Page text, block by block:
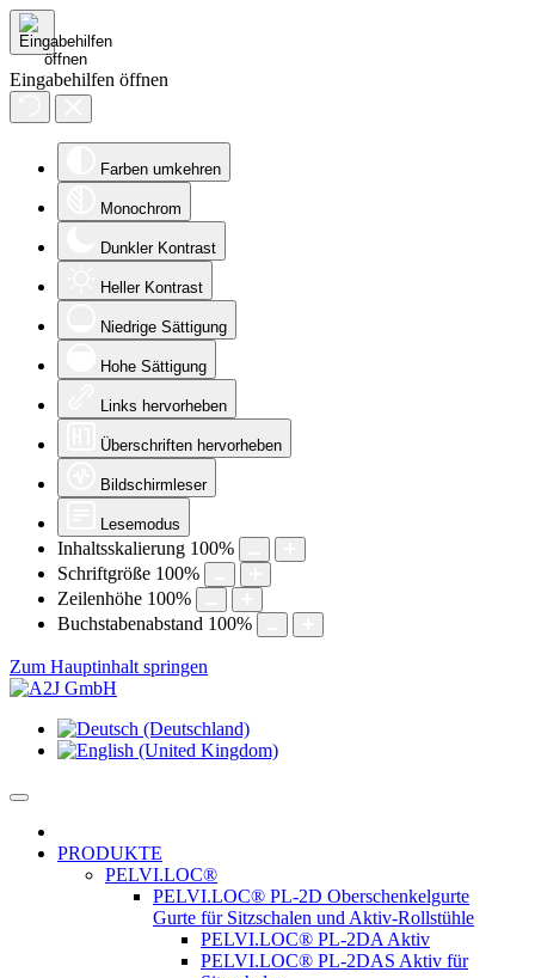
Eingabehilfen öffnen
Farben umkehren
Monochrom
Dunkler Kontrast
Heller Kontrast
Niedrige Sättigung
Hohe Sättigung
Links hervorheben
Überschriften hervorheben
Bildschirmleser
Lesemodus
Inhaltsskalierung 100%
Schriftgröße 100%
Zeilenhöhe 100%
Buchstabenabstand 100%
Zum Hauptinhalt springen
PRODUKTE
PELVI.LOC®
PELVI.LOC® PL-2D Oberschenkelgurte
Gurte für Sitzschalen und Aktiv-Rollstühle
PELVI.LOC® PL-2DA Aktiv
PELVI.LOC® PL-2DAS Aktiv für